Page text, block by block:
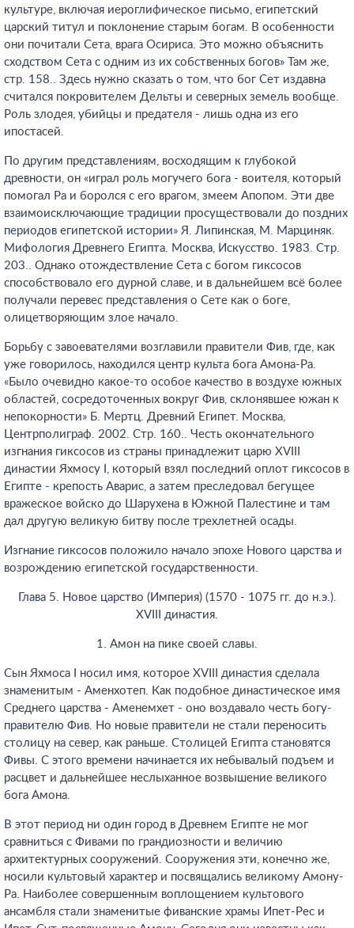
культуре, включая иероглифическое письмо, египетский
царский титул и поклонение старым богам. В особенности
они почитали Сета, врага Осириса. Это можно объяснить
сходством Сета с одним из их собственных богов» Там же,
стр. 158.. Здесь нужно сказать о том, что бог Сет издавна
считался покровителем Дельты и северных земель вообще.
Роль злодея, убийцы и предателя - лишь одна из его
ипостасей.
По другим представлениям, восходящим к глубокой
древности, он «играл роль могучего бога - воителя, который
помогал Ра и боролся с его врагом, змеем Апопом. Эти две
взаимоисключающие традиции просуществовали до поздних
периодов египетской истории» Я. Липинская, М. Марциняк.
Мифология Древнего Египта. Москва, Искусство. 1983. Стр.
203.. Однако отождествление Сета с богом гиксосов
способствовало его дурной славе, и в дальнейшем всё более
получали перевес представления о Сете как о боге,
олицетворяющим злое начало.
Борьбу с завоевателями возглавили правители Фив, где, как
уже говорилось, находился центр культа бога Амона-Ра.
«Было очевидно какое-то особое качество в воздухе южных
областей, сосредоточенных вокруг Фив, склонявшее южан к
непокорности» Б. Мертц. Древний Египет. Москва,
Центрполиграф. 2002. Стр. 160.. Честь окончательного
изгнания гиксосов из страны принадлежит царю XVIII
династии Яхмосу I, который взял последний оплот гиксосов в
Египте - крепость Аварис, а затем преследовал бегущее
вражеское войско до Шарухена в Южной Палестине и там
дал другую великую битву после трехлетней осады.
Изгнание гиксосов положило начало эпохе Нового царства и
возрождению египетской государственности.
Глава 5. Новое царство (Империя) (1570 - 1075 гг. до н.э.).
XVIII династия.
1. Амон на пике своей славы.
Сын Яхмоса I носил имя, которое XVIII династия сделала
знаменитым - Аменхотеп. Как подобное династическое имя
Среднего царства - Аменемхет - оно воздавало честь богу-
правителю Фив. Но новые правители не стали переносить
столицу на север, как раньше. Столицей Египта становятся
Фивы. С этого времени начинается их небывалый подъем и
расцвет и дальнейшее неслыханное возвышение великого
бога Амона.
В этот период ни один город в Древнем Египте не мог
сравниться с Фивами по грандиозности и величию
архитектурных сооружений. Сооружения эти, конечно же,
носили культовый характер и посвящались великому Амону-
Ра. Наиболее совершенным воплощением культового
ансамбля стали знаменитые фиванские храмы Ипет-Рес и